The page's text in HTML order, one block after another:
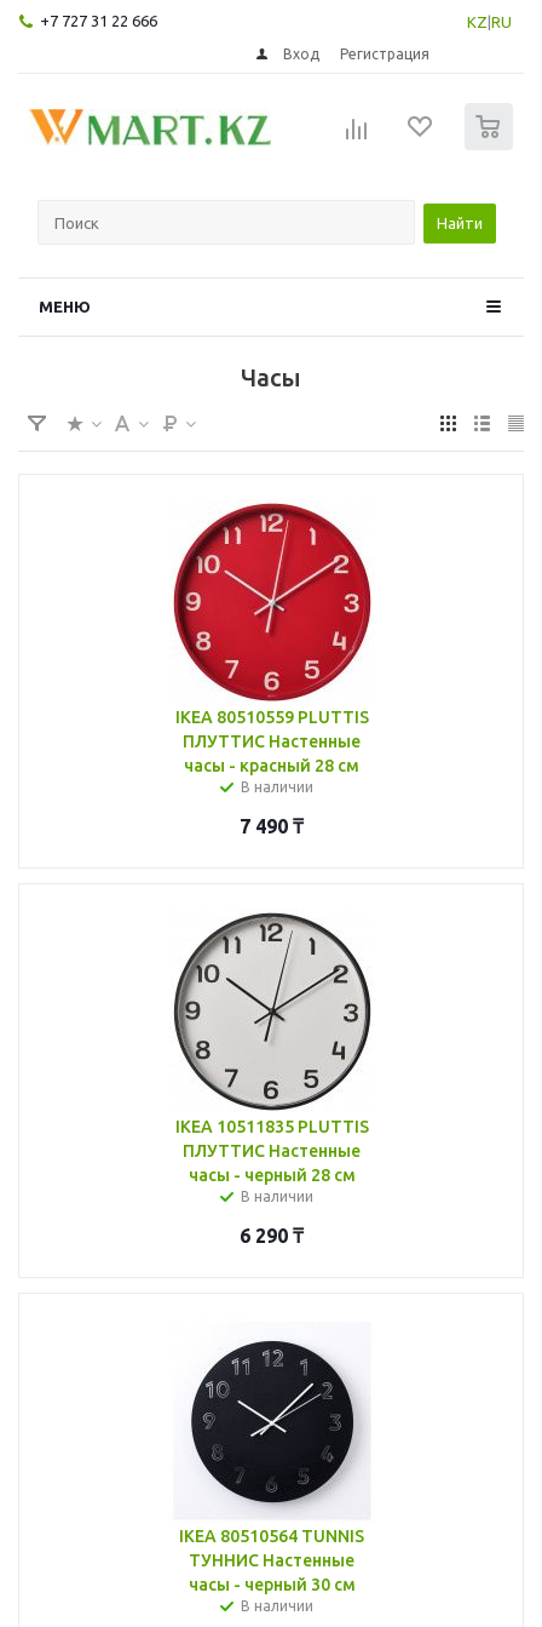
+7 727 31 22 666 KZ RU
Вход Регистрация
Найти
МЕНЮ
Часы
IKEA 80510559 PLUTTIS
ПЛУТТИС Настенные
часы - красный 28 см
В наличии
7 490 ₸
IKEA 10511835 PLUTTIS
ПЛУТТИС Настенные
часы - черный 28 см
В наличии
6 290 ₸
IKEA 80510564 TUNNIS
ТУННИС Настенные
часы - черный 30 см
В наличии